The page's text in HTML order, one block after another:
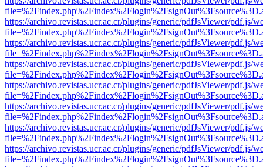
https://archivo.revistas.ucr.ac.cr/plugins/generic/pdfJsViewer/pdf.js/
https://archivo.revistas.ucr.ac.cr/plugins/generic/pdfJsViewer/pdf.js/
https://archivo.revistas.ucr.ac.cr/plugins/generic/pdfJsViewer/pdf.js/
https://archivo.revistas.ucr.ac.cr/plugins/generic/pdfJsViewer/pdf.js/
https://archivo.revistas.ucr.ac.cr/plugins/generic/pdfJsViewer/pdf.js/
https://archivo.revistas.ucr.ac.cr/plugins/generic/pdfJsViewer/pdf.js/
https://archivo.revistas.ucr.ac.cr/plugins/generic/pdfJsViewer/pdf.js/